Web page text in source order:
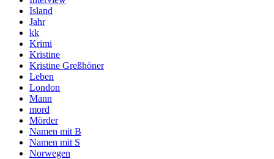
Island
Jahr
kk
Krimi
Kristine
Kristine Greßhöner
Leben
London
Mann
mord
Mörder
Namen mit B
Namen mit S
Norwegen